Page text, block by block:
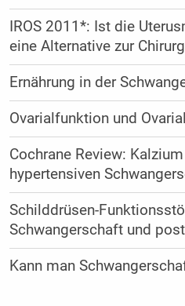
IROS 2011*: Ist die
eine Alternative zur
Ernährung in der
Ovarialfunktion und
Cochrane Review:
hypertensiven
Schilddrüsen-
Schwangerschaft und
Kann man